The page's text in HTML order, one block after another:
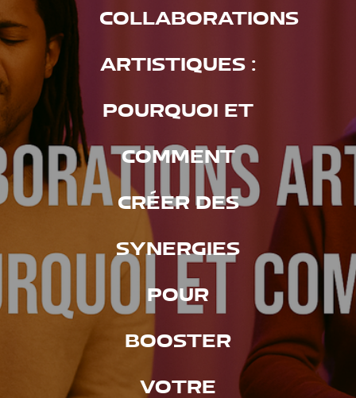
COLLABORATIONS
ARTISTIQUES :
POURQUOI ET
COMMENT
CRÉER DES
SYNERGIES
POUR
BOOSTER
VOTRE